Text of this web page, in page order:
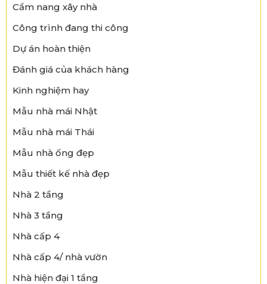
Cẩm nang xây nhà
Công trình đang thi công
Dự án hoàn thiện
Đánh giá của khách hàng
Kinh nghiệm hay
Mẫu nhà mái Nhật
Mẫu nhà mái Thái
Mẫu nhà ống đẹp
Mẫu thiết kế nhà đẹp
Nhà 2 tầng
Nhà 3 tầng
Nhà cấp 4
Nhà cấp 4/ nhà vườn
Nhà hiện đại 1 tầng